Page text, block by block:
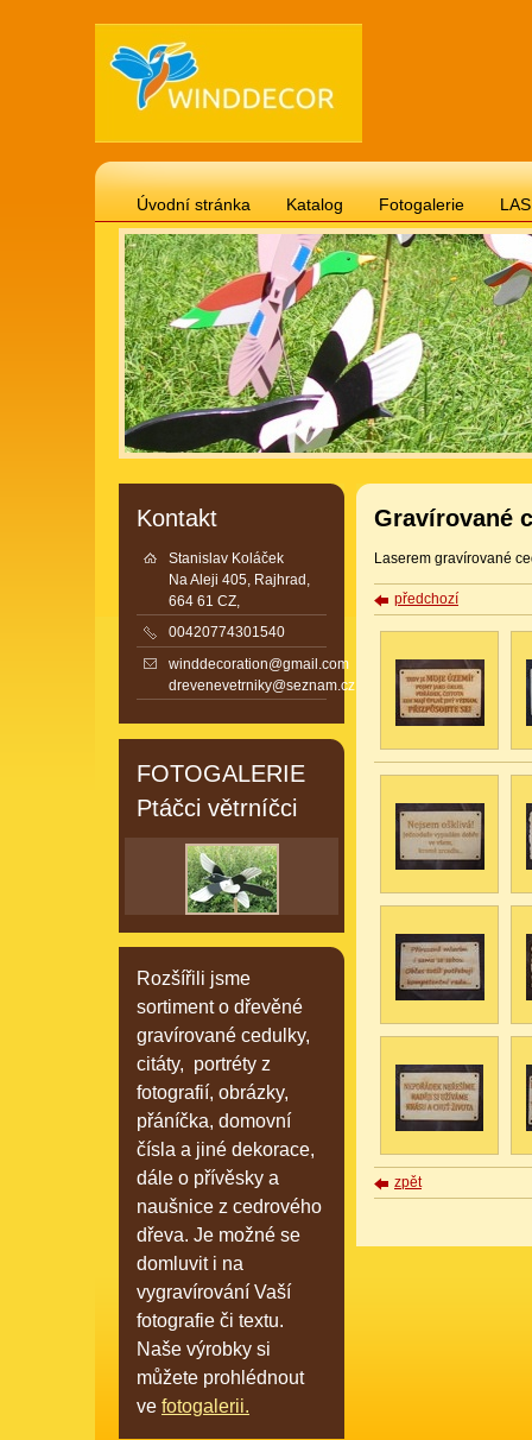
Úvodní stránka Katalog Fotogalerie
Gravírované cedulky 20 x 12 cm téma psi, kočky
Gravírované cedulky 20 x 12 cm motivační, životní
Gravírované cedulky "svitek" 24 x 18 cm
Gravírované cedulky 20 x 12 cm vtipné
Hodiny
Gravírované cedulky 20 x 12 cm domov, láska, děti
Gravírované
Laserem gravírované
předchozí
zpět
Kontakt
Stanislav Koláček
Na Aleji 405, Rajhrad,
664 61 CZ,
00420774301540
winddecoration@gmail.com
drevenevetrniky@seznam.cz
FOTOGALERIE
Ptáčci větrníčci
Rozšířili jsme
sortiment o dřevěné
gravírované cedulky,
citáty, portréty z
fotografií, obrázky,
přáníčka, domovní
čísla a jiné dekorace,
dále o přívěsky a
naušnice z cedrového
dřeva. Je možné se
domluvit i na
vygravírování Vaší
fotografie či textu.
Naše výrobky si
můžete prohlédnout
ve fotogalerii.